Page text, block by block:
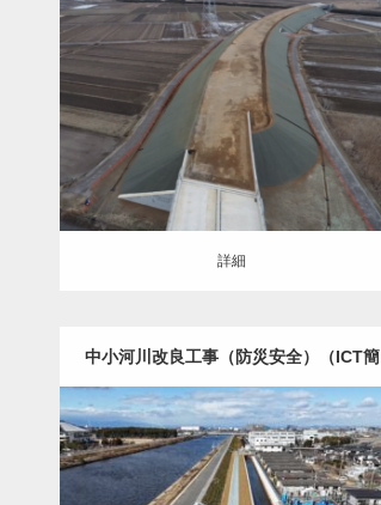
土木・建築（ALL） 道路改良
詳細
詳細
中小河川改良工事（防災安全）（ICT簡
易・余裕期間・週休2日・環境整備・遠
隔臨場）（R5国補正）
土木・建築（ALL） 水路